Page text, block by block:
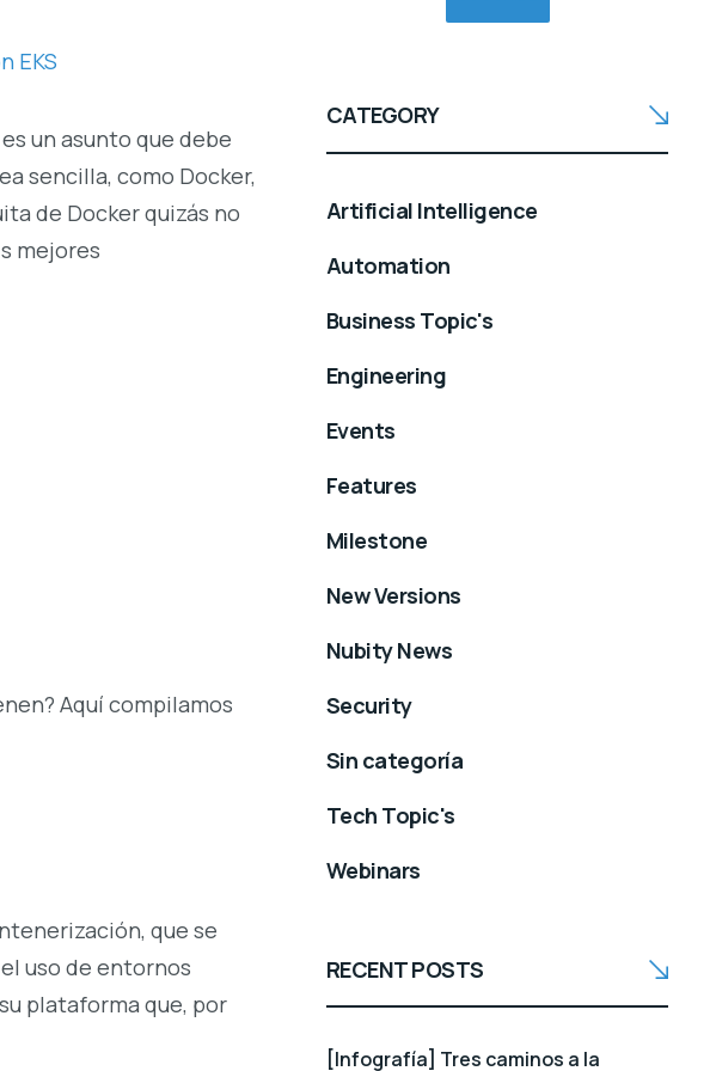
EKS
un asunto que debe
sencilla, como Docker,
de Docker quizás no
mejores
Aquí compilamos
que se
uso de entornos
plataforma que, por
CATEGORY
Artificial Intelligence
Automation
Business Topic's
Engineering
Events
Features
Milestone
New Versions
Nubity News
Security
Sin categoría
Tech Topic's
Webinars
RECENT POSTS
[Infografía] Tres caminos a la